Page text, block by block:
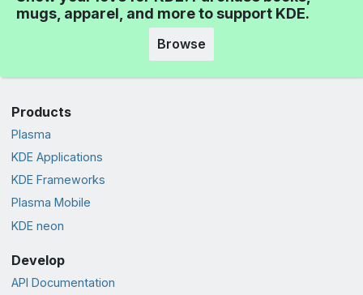
mugs, apparel, and more to support KDE.
Browse
Products
Plasma
KDE Applications
KDE Frameworks
Plasma Mobile
KDE neon
Develop
API Documentation